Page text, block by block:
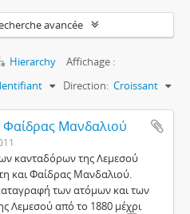
avancée
Hierarchy
Affichage :
Direction: Croissant
Φαίδρας Μανδαλιού
κανταδόρων της Λεμεσού
και Φαίδρας Μανδαλιού.
των ατόμων και των
Λεμεσού από το 1880 μέχρι